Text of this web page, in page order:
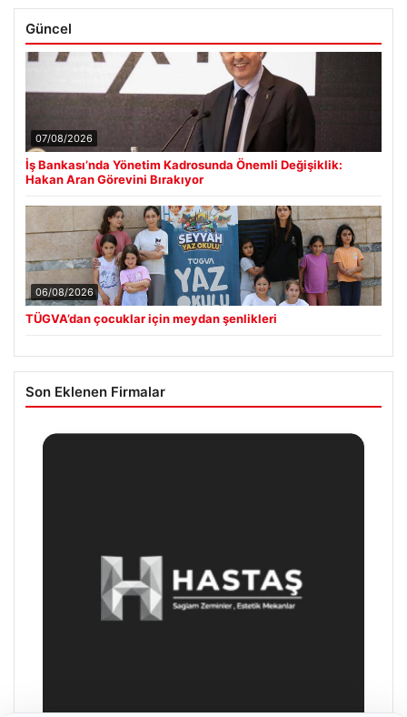
Güncel
07/08/2026
İş Bankası’nda Yönetim Kadrosunda Önemli Değişiklik:
Hakan Aran Görevini Bırakıyor
06/08/2026
TÜGVA’dan çocuklar için meydan şenlikleri
Son Eklenen Firmalar